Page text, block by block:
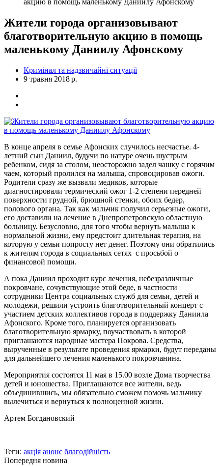
акцию в помощь маленькому Даниилу Афонскому
Жители города организовывают
благотворительную акцию в помощь
маленькому Даниилу Афонскому
Кримінал та надзвичайні ситуації
9 травня 2018 р.
В конце апреля в семье Афонских случилось несчастье. 4-
летний сын Даниил, будучи по натуре очень шустрым
ребенком, сидя за столом, неосторожно задел чашку с горячим
чаем, который пролился на малыша, спровоцировав ожоги.
Родители сразу же вызвали медиков, которые
диагностировали термический ожог 1-2 степени передней
поверхности грудной, брюшной стенки, обоих бедер,
полового органа. Так как мальчик получил серьезные ожоги,
его доставили на лечение в Днепропетровскую областную
больницу. Безусловно, для того чтобы вернуть малыша к
нормальной жизни, ему предстоит длительная терапия, на
которую у семьи попросту нет денег. Поэтому они обратились
к жителям города в социальных сетях с просьбой о
финансовой помощи.
А пока Даниил проходит курс лечения, небезразличные
покровчане, сочувствующие этой беде, в частности
сотрудники Центра социальных служб для семьи, детей и
молодежи, решили устроить благотворительный концерт с
участием детских коллективов города в поддержку Даниила
Афонского. Кроме того, планируется организовать
благотворительную ярмарку, поучаствовать в которой
приглашаются народные мастера Покрова. Средства,
вырученные в результате проведения ярмарки, будут переданы
для дальнейшего лечения маленького покровчанина.
Мероприятия состоятся 11 мая в 15.00 возле Дома творчества
детей и юношества. Приглашаются все жители, ведь
объединившись, мы обязательно сможем помочь мальчику
вылечиться и вернуться к полноценной жизни.
Артем Богдановский
Теги: акція анонс благодійність
Попередня новина